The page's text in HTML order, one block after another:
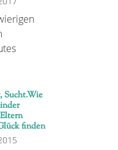
Sucht.Wie
finden